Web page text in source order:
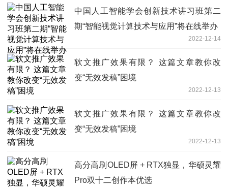
中国人工智能学会创新技术讲习班第二
期“智能视觉计算技术与应用”将在线举办
2022-12-14
软文推广效果有限？ 这篇文章教你改
变“无效发稿”困境
2022-12-13
软文推广效果有限？ 这篇文章教你改
变“无效发稿”困境
2022-12-13
高分高刷OLED屏 + RTX独显，华硕灵耀
Pro双十二创作本优选